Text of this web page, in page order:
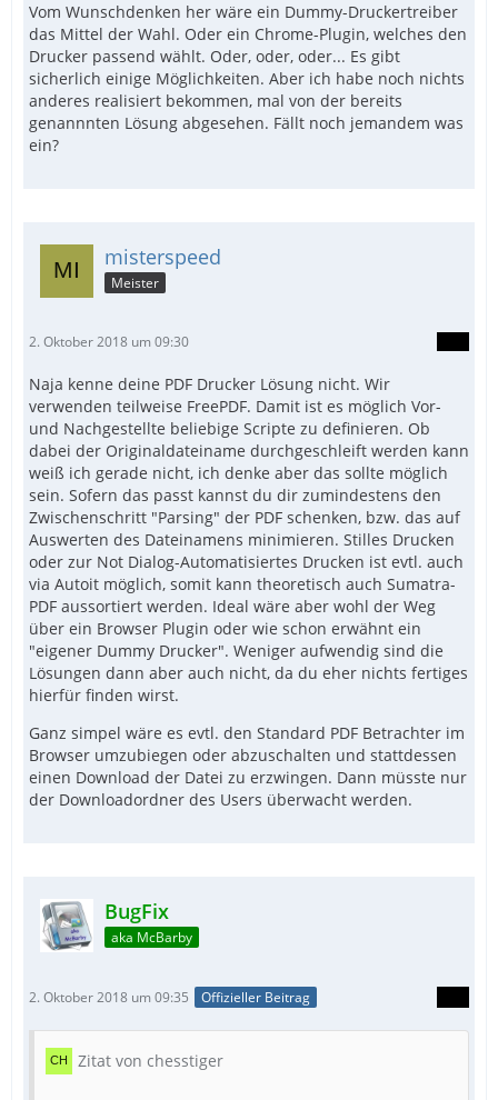
Vom Wunschdenken her wäre ein Dummy-Druckertreiber
das Mittel der Wahl. Oder ein Chrome-Plugin, welches den
Drucker passend wählt. Oder, oder, oder... Es gibt
sicherlich einige Möglichkeiten. Aber ich habe noch nichts
anderes realisiert bekommen, mal von der bereits
genannnten Lösung abgesehen. Fällt noch jemandem was
ein?
misterspeed
Meister
2. Oktober 2018 um 09:30
Naja kenne deine PDF Drucker Lösung nicht. Wir
verwenden teilweise FreePDF. Damit ist es möglich Vor-
und Nachgestellte beliebige Scripte zu definieren. Ob
dabei der Originaldateiname durchgeschleift werden kann
weiß ich gerade nicht, ich denke aber das sollte möglich
sein. Sofern das passt kannst du dir zumindestens den
Zwischenschritt "Parsing" der PDF schenken, bzw. das auf
Auswerten des Dateinamens minimieren. Stilles Drucken
oder zur Not Dialog-Automatisiertes Drucken ist evtl. auch
via Autoit möglich, somit kann theoretisch auch Sumatra-
PDF aussortiert werden. Ideal wäre aber wohl der Weg
über ein Browser Plugin oder wie schon erwähnt ein
"eigener Dummy Drucker". Weniger aufwendig sind die
Lösungen dann aber auch nicht, da du eher nichts fertiges
hierfür finden wirst.
Ganz simpel wäre es evtl. den Standard PDF Betrachter im
Browser umzubiegen oder abzuschalten und stattdessen
einen Download der Datei zu erzwingen. Dann müsste nur
der Downloadordner des Users überwacht werden.
BugFix
aka McBarby
2. Oktober 2018 um 09:35 Offizieller Beitrag
Zitat von chesstiger